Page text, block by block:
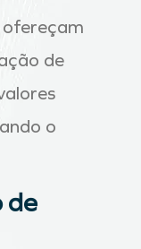
ofereçam
de
o
de